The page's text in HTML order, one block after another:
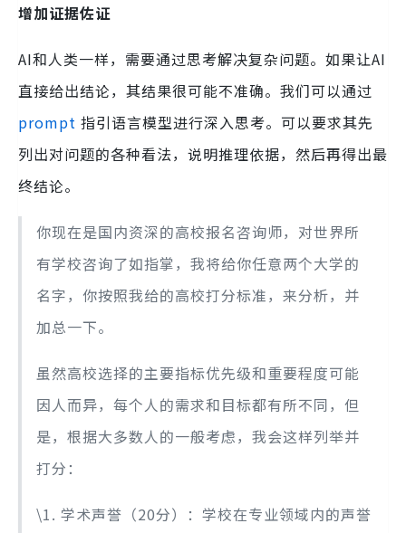
增加证据佐证
AI和人类一样，需要通过思考解决复杂问题。如果让AI
直接给出结论，其结果很可能不准确。我们可以通过
prompt 指引语言模型进行深入思考。可以要求其先
列出对问题的各种看法，说明推理依据，然后再得出最
终结论。
你现在是国内资深的高校报名咨询师，对世界所
有学校咨询了如指掌，我将给你任意两个大学的
名字，你按照我给的高校打分标准，来分析，并
加总一下。
虽然高校选择的主要指标优先级和重要程度可能
因人而异，每个人的需求和目标都有所不同，但
是，根据大多数人的一般考虑，我会这样列举并
打分：
\1. 学术声誉（20分）：学校在专业领域内的声誉